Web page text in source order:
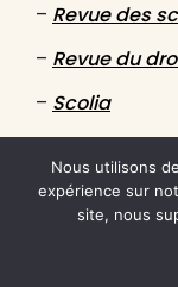
– Revue des
– Revue du
– Scolia
●Pupilles
Nous utilisons
expérience sur
site, nous